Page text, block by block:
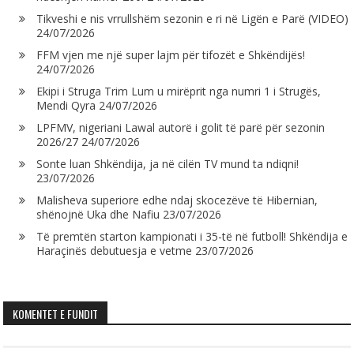
Tikveshi e nis vrrullshëm sezonin e ri në Ligën e Parë (VIDEO)
24/07/2026
FFM vjen me një super lajm për tifozët e Shkëndijës!
24/07/2026
Ekipi i Struga Trim Lum u mirëprit nga numri 1 i Strugës,
Mendi Qyra 24/07/2026
LPFMV, nigeriani Lawal autorë i golit të parë për sezonin
2026/27 24/07/2026
Sonte luan Shkëndija, ja në cilën TV mund ta ndiqni!
23/07/2026
Malisheva superiore edhe ndaj skocezëve të Hibernian,
shënojnë Uka dhe Nafiu 23/07/2026
Të premtën starton kampionati i 35-të në futboll! Shkëndija e
Haraçinës debutuesja e vetme 23/07/2026
KOMENTET E FUNDIT